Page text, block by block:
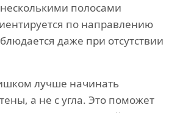
полосами
по направлению
даже при отсутствии
лучше начинать
а не с угла. Это поможет